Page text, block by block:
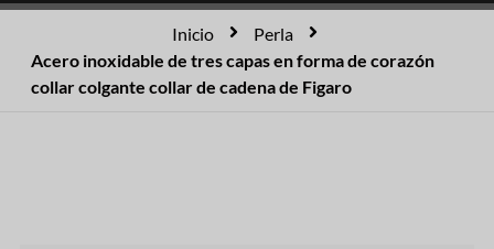
Inicio
Perla
Acero inoxidable de tres capas en forma de corazón
collar colgante collar de cadena de Figaro